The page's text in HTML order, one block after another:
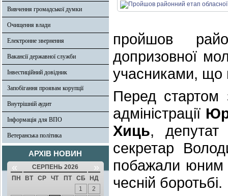
Вивчення громадської думки
Очищення влади
Електронне звернення
Вакансії державної служби
Інвестиційний довідник
Запобігання проявам корупції
Внутрішній аудит
Інформація для ВПО
Ветеранська політика
АРХІВ НОВИН
« СЕРПЕНЬ 2026 »
ПН ВТ СР ЧТ ПТ СБ
НД
1
2
пройшов
допризовної
учасниками, що
Перед стартом
адміністрації
Хиць, депутат
секретар
побажали юним
чесній боротьбі.